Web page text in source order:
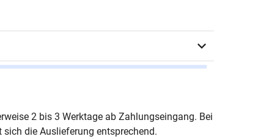
2 bis 3 Werktage ab Zahlungseingang. Bei
die Auslieferung entsprechend.